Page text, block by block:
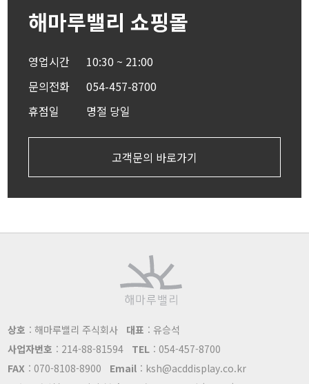
해마루밸리 쇼핑몰
영업시간
10:30 ~ 21:00
문의전화
054-457-8700
휴점일
명절 당일
고객문의 바로가기
상호 : 해마루밸리 주식회사 대표 : 유승석
사업자번호 : 214-88-81594 TEL : 054-457-8700
FAX : 070-8108-8900 Email : ksh@acddisplay.co.kr